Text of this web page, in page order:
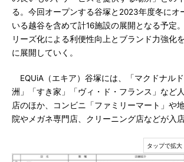
る。今回オープンする谷塚と2023年度冬にオ
いる越谷を含めて計16施設の展開となる予定
リーズ化による利便性向上とブランド力強化
に展開していく。
EQUiA（エキア）谷塚には、「マクドナル
洲」「すき家」「ヴィ・ド・フランス」など
店のほか、コンビニ「ファミリーマート」や
院やメガネ専門店、クリーニング店などが入店